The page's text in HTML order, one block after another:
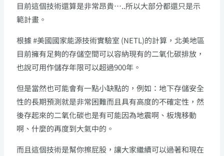
目前這個技術還算是非常昂貴…..所以大部分都還只是示
範計畫。
根據 #美國國家能源技術實驗室 (NETL)的計算，北美地區
目前擁有足夠的存儲空間可以容納現有的二氧化碳排放，
也說可用作儲存年限可以超過900年。
但是當然也可能會有一點小缺點的，例如：地下存儲安全
性的長期預測就是非常困難而且具有高度的不確定性，然
後存起來的二氧化碳也是有可能因為地震啊、板塊移動
啊、什麼的再度到大氣中的。
而且這個技術是幫你擦屁股，讓大家繼續可以過著和現在